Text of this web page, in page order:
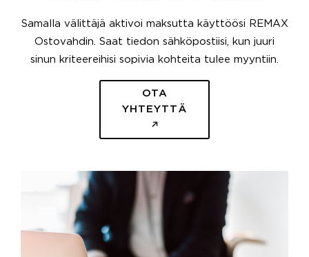
Samalla välittäjä aktivoi maksutta käyttöösi REMAX
Ostovahdin. Saat tiedon sähköpostiisi, kun juuri
sinun kriteereihisi sopivia kohteita tulee myyntiin.
OTA
YHTEYTTÄ